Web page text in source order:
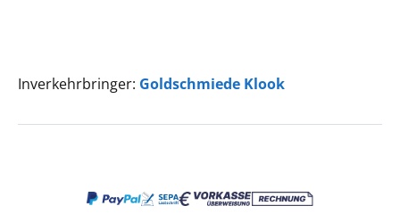
Inverkehrbringer: Goldschmiede Klook